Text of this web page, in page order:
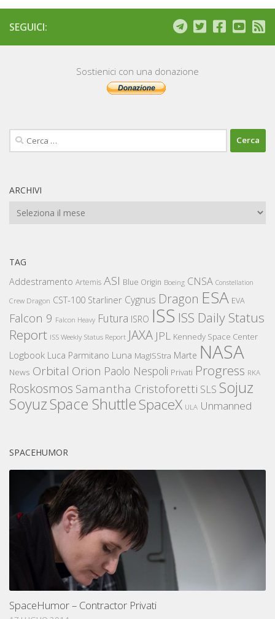
SEGUICI:
Sostienici con una donazione
Ricerca
per:
ARCHIVI
Archivi
TAG
Addestramento Artemis ASI Blue Origin Boeing CNSA Constellation
Crew Dragon CST-100 Starliner Cygnus Dragon ESA EVA
Falcon 9 Falcon Heavy Futura ISRO ISS ISS Daily Status
Report ISS Weekly Status Report JAXA JPL Kennedy Space Center
Logbook Luca Parmitano Luna MagISStra Marte NASA
News Orbital Orion Paolo Nespoli Privati Progress RKA
Roskosmos Samantha Cristoforetti SLS Sojuz
SoyuzSpace ShuttleSpaceX ULA Unmanned
SPACEHUMOR
SpaceHumor – Contractor Privati